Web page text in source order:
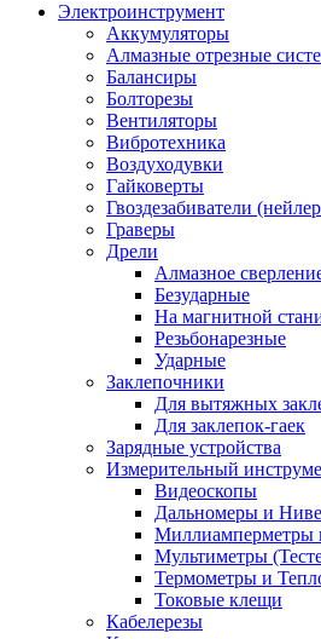
Электроинструмент
Аккумуляторы
Алмазные отрезные
Балансиры
Болторезы
Вентиляторы
Вибротехника
Воздуходувки
Гайковерты
Гвоздезабиватели
Граверы
Дрели
Алмазное
Безударные
На магнитной
Резьбонарезные
Ударные
Заклепочники
Для вытяжных
Для заклепок-гаек
Зарядные устройства
Измерительный
Видеоскопы
Дальномеры и
Миллиамперметры
Мультиметры
Термометры и
Токовые клещи
Кабелерезы